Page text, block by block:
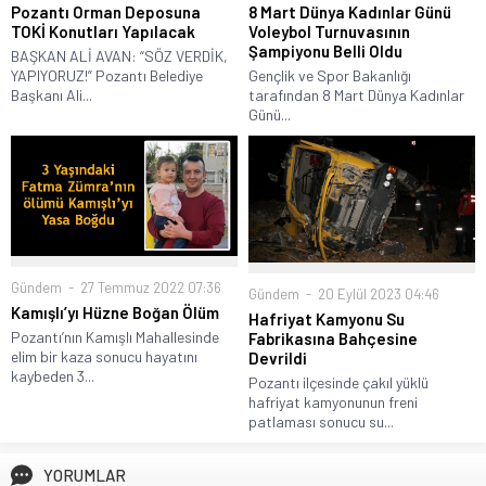
Pozantı Orman Deposuna
TOKİ Konutları Yapılacak
BAŞKAN ALİ AVAN: “SÖZ VERDİK,
YAPIYORUZ!” Pozantı Belediye
Başkanı Ali...
8 Mart Dünya Kadınlar Günü
Voleybol Turnuvasının
Şampiyonu Belli Oldu
Gençlik ve Spor Bakanlığı
tarafından 8 Mart Dünya Kadınlar
Günü...
Gündem 27 Temmuz 2022 07:36
Kamışlı’yı Hüzne Boğan Ölüm
Pozantı’nın Kamışlı Mahallesinde
elim bir kaza sonucu hayatını
kaybeden 3...
Gündem 20 Eylül 2023 04:46
Hafriyat Kamyonu Su
Fabrikasına Bahçesine
Devrildi
Pozantı ilçesinde çakıl yüklü
hafriyat kamyonunun freni
patlaması sonucu su...
YORUMLAR